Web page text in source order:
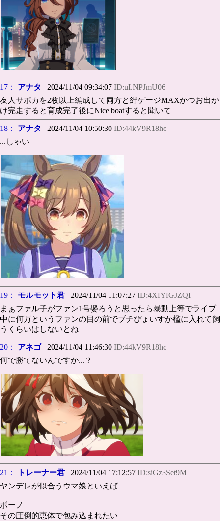
17： アナタ 2024/11/04 09:34:07 ID:uI.NPJmU06
友人サポカを2枚以上編成して両方と絆ゲージMAXかつお出か
け完走すると育成完了後にNice boatすると聞いて
18： アナタ 2024/11/04 10:50:30 ID:44kV9R18hc
...しゃい
19： モルモット君 2024/11/04 11:07:27 ID:4XfYfGJZQI
まぁファル子がファン1号娶ろうと思ったら暴動上等でライブ
中に何万というファンの目の前でブチぴょいすか檻に入れて飼
うくらいはしないとね
20： アネゴ2024/11/04 11:46:30 ID:44kV9R18hc
何で勝てないんですか...？
21： トレーナー君 2024/11/04 17:12:57 ID:siGz3Set9M
ヤンデレが似合うウマ娘といえば
ボーノ
その圧倒的恵体で包み込まれたい